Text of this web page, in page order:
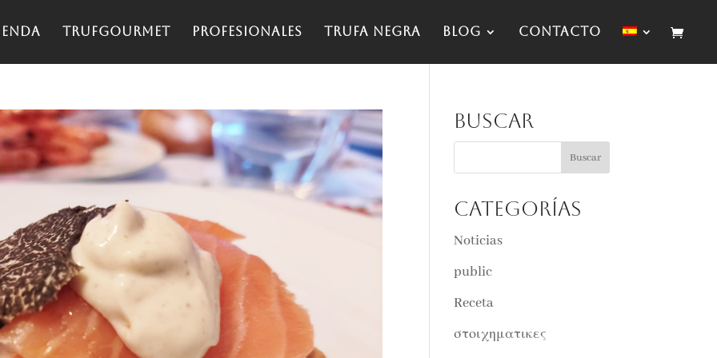
TrufGourmet Profesionales Trufa negra Blog Contacto
Buscar
Categorías
Noticias
public
Receta
στοιχηματικες